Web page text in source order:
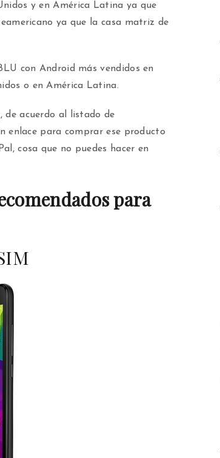
y en América Latina ya que
ya que la casa matriz de
con Android más vendidos en
o en América Latina.
de acuerdo al listado de
enlace para comprar ese producto
cosa que no puedes hacer en
para